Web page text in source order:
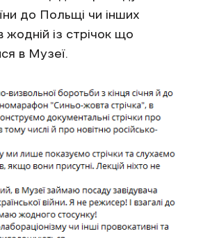
до Польщі чи інших
із стрічок що
в Музеї.